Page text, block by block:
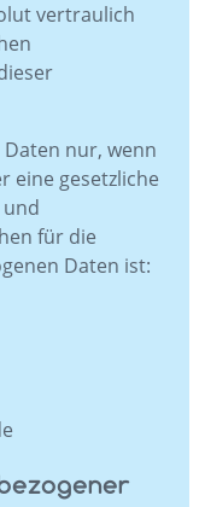
vertraulich
nur, wenn
eine gesetzliche
für die
Daten ist: